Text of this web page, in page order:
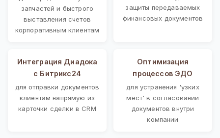
запчастей и быстрого
выставления счетов
корпоративным клиентам
защиты передаваемых
финансовых документов
Интеграция Диадока
с Битрикс24
для отправки документов
клиентам напрямую из
карточки сделки в CRM
Оптимизация
процессов ЭДО
для устранения 'узких
мест' в согласовании
документов внутри
компании